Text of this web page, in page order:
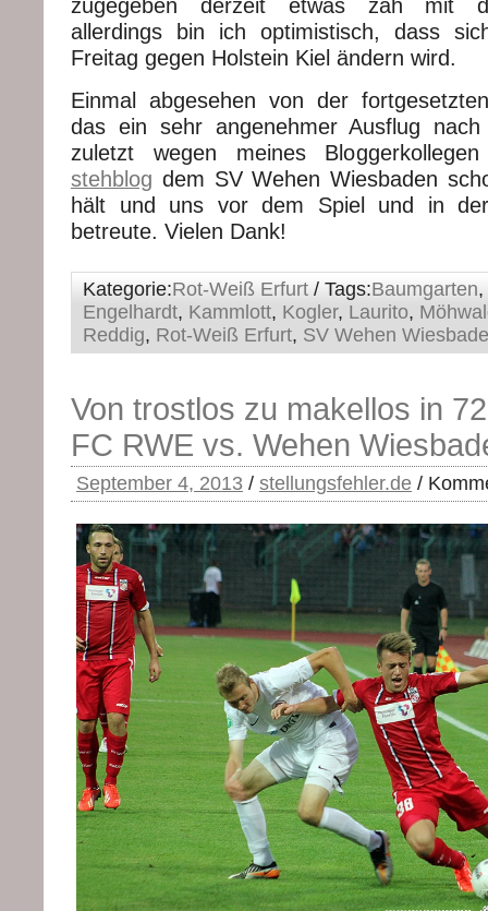
zugegeben derzeit etwas zäh mit
allerdings bin ich optimistisch, dass
Freitag gegen Holstein Kiel ändern wird.
Einmal abgesehen von der
das ein sehr angenehmer Ausflug nach
zuletzt wegen meines
stehblog dem SV Wehen Wiesbaden
hält und uns vor dem Spiel und in
betreute. Vielen Dank!
Kategorie:Rot-Weiß Erfurt / Tags:Baumgarten,
Engelhardt, Kammlott, Kogler, Laurito,
Reddig, Rot-Weiß Erfurt, SV Wehen
Von trostlos zu makellos in
FC RWE vs. Wehen
September 4, 2013 / stellungsfehler.de /